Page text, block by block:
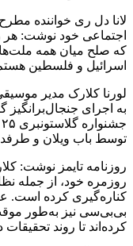
لانا دل ری خواننده
اجتماعی خود نوشت: هر
که صلح میان همه ملت‌ها
اسرائیل و فلسطین
لورنا کلارک مدیر
به اجرای جنجال‌برانگیز
توسط باب ویلان و
روزنامه تایمز نوشت:
روزمره خود، از جمله
کناره‌گیری کرده است.
بی‌بی‌سی نیز به‌طور
کرده‌اند تا روند تحقیقات